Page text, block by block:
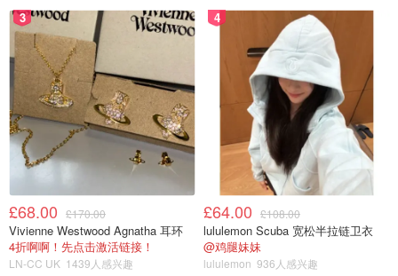
5.牛骨汤
土豆还可以充当各种汤类的配菜，罗宋汤和牛骨汤里加了土
豆后让汤汁更加浓稠。牛骨汤做法步骤简单，只是比较耗
时。将牛骨洗净后汆水，撇去浮沫后，重新加入清水煮牛
骨，加入姜片、葱段、红枣进行简单调味，小火炖煮3小时
左右就会发现牛骨汤已经炖至乳白色，这时再加入西红柿
块、胡萝卜块和土豆块再炖1小时，出锅前加入盐和白胡椒
粉进行调味，一锅鲜美的牛骨汤就做好了😋天气渐凉，来一
碗热乎乎的牛骨汤吧！
3
£68.00 £170.00
Vivienne Westwood Agnatha 耳环
4折啊啊！先点击激活链接！
LN-CC UK 1439人感兴趣
4
£64.00 £108.00
lululemon Scuba 宽松半拉链卫衣
@鸡腿妹妹
lululemon 936人感兴趣